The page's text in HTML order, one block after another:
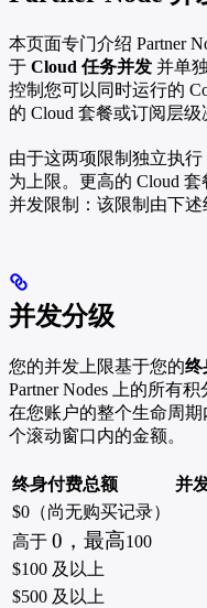
本页面专门介绍 Partner
于 Cloud 任务并发 并单
控制您可以同时运行的
的 Cloud 套餐或订阅层
由于这两项限制独立执
为上限。更高的 Cloud 套
并发限制：该限制由下述
并发分级
您的并发上限基于您的终
Partner Nodes 上的所有
在您账户的整个生命周
个滚动窗口内的金额。
终身付费总额
并
$0（尚无购买记录）
高于 0，
最
高
0 ，最高100
$100 及以上
$500 及以上